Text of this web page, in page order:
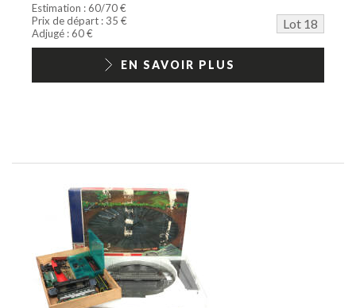
Estimation : 60/70 €
Prix de départ : 35 €
Lot 18
Adjugé : 60 €
EN SAVOIR PLUS